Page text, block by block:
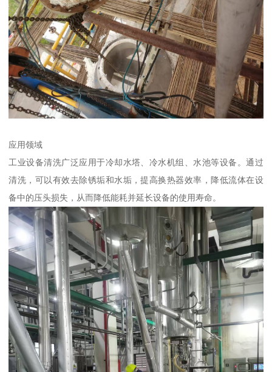
应用领域
工业设备清洗广泛应用于冷却水塔、冷水机组、水池等设备。通过
清洗，可以有效去除锈垢和水垢，提高换热器效率，降低流体在设
备中的压头损失，从而降低能耗并延长设备的使用寿命。